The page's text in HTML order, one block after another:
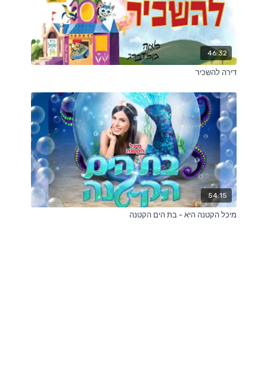
46:32
דירה להשכיר
54:15
מיכל הקטנה היא - בת הים הקטנה